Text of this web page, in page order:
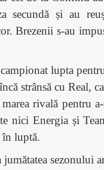
secundă și au
Brezenii s-au
lupta
strânsă cu Real,
marea rivală pentru
nici Energia și
în luptă.
sezonului